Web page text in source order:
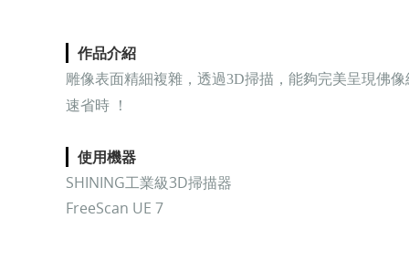
作品介紹
雕像表面精細複雜，透過3D掃描，能夠完美呈現佛
速省時 ！
使用機器
SHINING工業級3D掃描器
FreeScan UE 7